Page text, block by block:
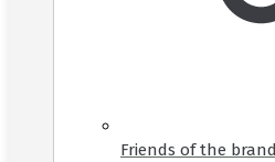
Friends of the brand